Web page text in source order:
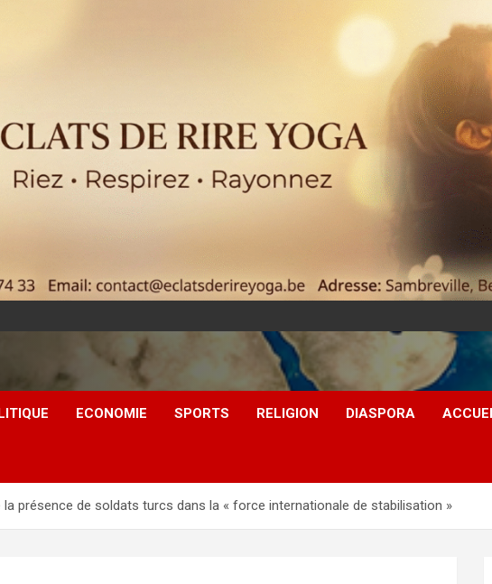
ECONOMIE SPORTS RELIGION DIASPORA
la présence de soldats turcs dans la « force internationale de stabilisation »